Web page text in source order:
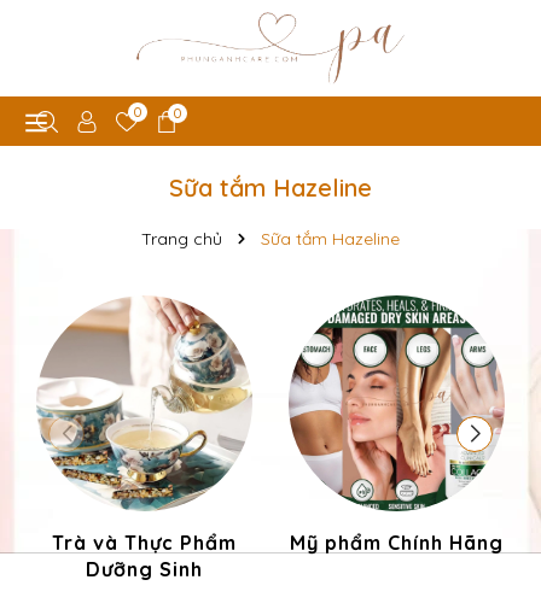
0 0
Sữa tắm Hazeline
Trang chủ Sữa tắm Hazeline
Trà và Thực Phẩm
Dưỡng Sinh
Mỹ phẩm Chính Hãng